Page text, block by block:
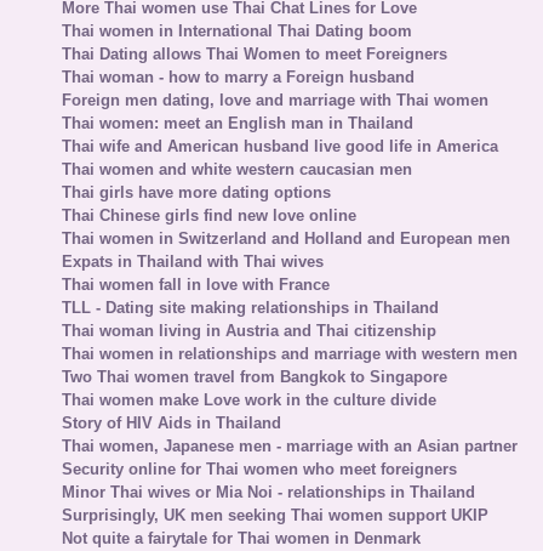
More Thai women use Thai Chat Lines for Love
Thai women in International Thai Dating boom
Thai Dating allows Thai Women to meet Foreigners
Thai woman - how to marry a Foreign husband
Foreign men dating, love and marriage with Thai women
Thai women: meet an English man in Thailand
Thai wife and American husband live good life in America
Thai women and white western caucasian men
Thai girls have more dating options
Thai Chinese girls find new love online
Thai women in Switzerland and Holland and European men
Expats in Thailand with Thai wives
Thai women fall in love with France
TLL - Dating site making relationships in Thailand
Thai woman living in Austria and Thai citizenship
Thai women in relationships and marriage with western men
Two Thai women travel from Bangkok to Singapore
Thai women make Love work in the culture divide
Story of HIV Aids in Thailand
Thai women, Japanese men - marriage with an Asian partner
Security online for Thai women who meet foreigners
Minor Thai wives or Mia Noi - relationships in Thailand
Surprisingly, UK men seeking Thai women support UKIP
Not quite a fairytale for Thai women in Denmark